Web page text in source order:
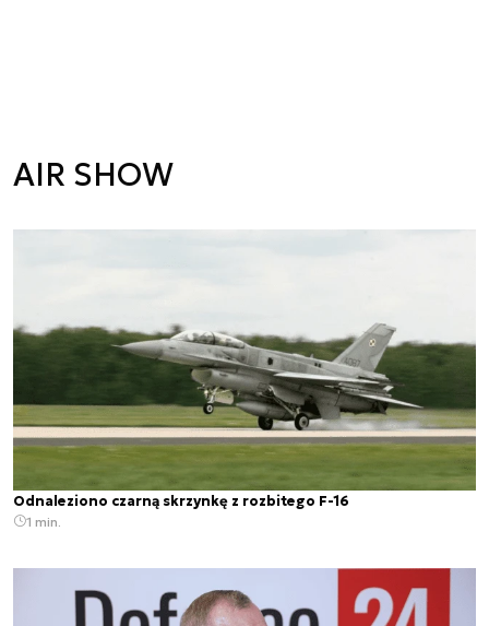
AIR SHOW
Odnaleziono czarną skrzynkę z rozbitego F-16
1 min.